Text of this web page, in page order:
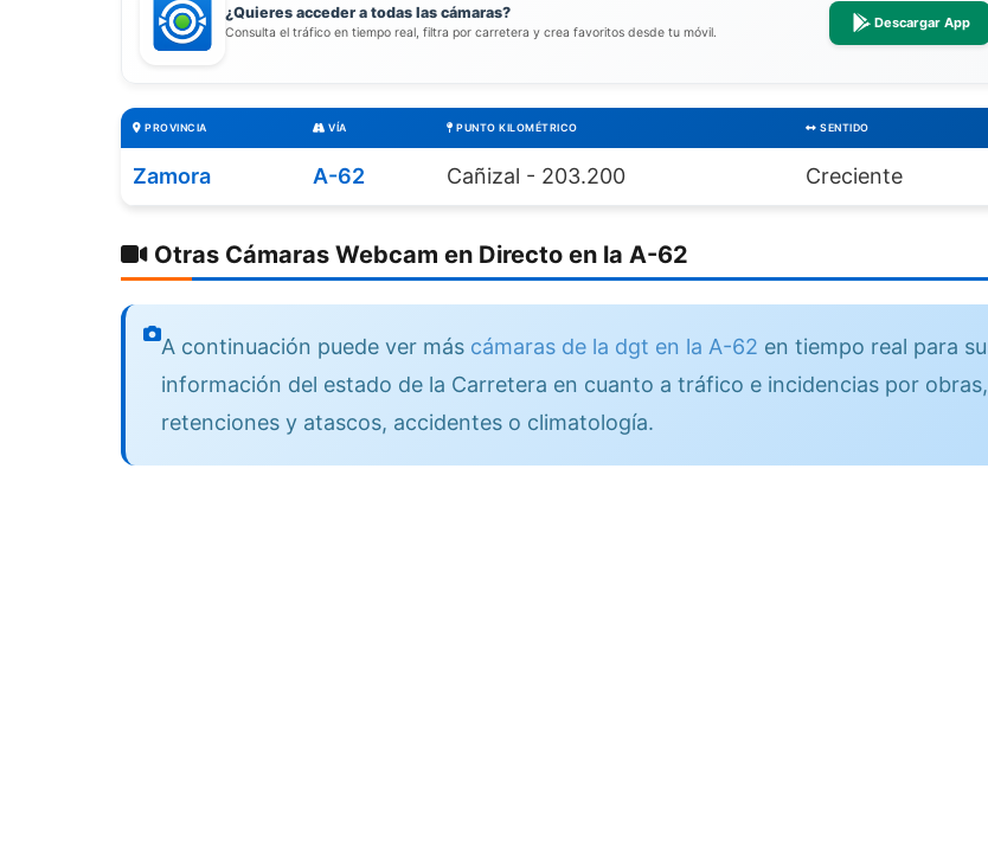
¿Quieres acceder a todas las cámaras?
Consulta el tráfico en tiempo real, filtra por carretera y crea favoritos desde tu móvil.
Descargar App
PROVINCIA VÍA PUNTO KILOMÉTRICO SENTIDO
Zamora A-62 Cañizal - 203.200 Creciente
Otras Cámaras Webcam en Directo en la A-62
A continuación puede ver más cámaras de la dgt en la A-62 en tiempo real para su
información del estado de la Carretera en cuanto a tráfico e incidencias por obras,
retenciones y atascos, accidentes o climatología.